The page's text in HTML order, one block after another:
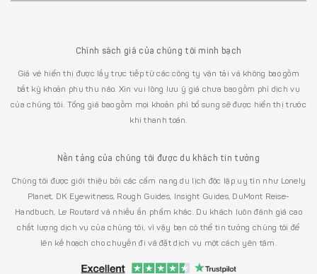
Chính sách giá của chúng tôi minh bạch
Giá vé hiển thị được lấy trực tiếp từ các công ty vận tải và không bao gồm
bất kỳ khoản phụ thu nào. Xin vui lòng lưu ý giá chưa bao gồm phí dịch vụ
của chúng tôi. Tổng giá bao gồm mọi khoản phí bổ sung sẽ được hiển thị trước
khi thanh toán.
Nền tảng của chúng tôi được du khách tin tưởng
Chúng tôi được giới thiệu bởi các cẩm nang du lịch độc lập uy tín như Lonely
Planet, DK Eyewitness, Rough Guides, Insight Guides, DuMont Reise-
Handbuch, Le Routard và nhiều ấn phẩm khác. Du khách luôn đánh giá cao
chất lượng dịch vụ của chúng tôi, vì vậy bạn có thể tin tưởng chúng tôi để
lên kế hoạch cho chuyến đi và đặt dịch vụ một cách yên tâm.